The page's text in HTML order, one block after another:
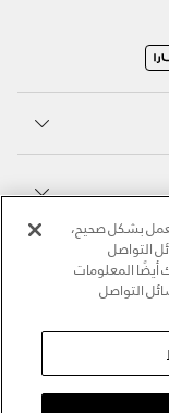
بشكل صحيح،
التواصل
أيضًا المعلومات
التواصل